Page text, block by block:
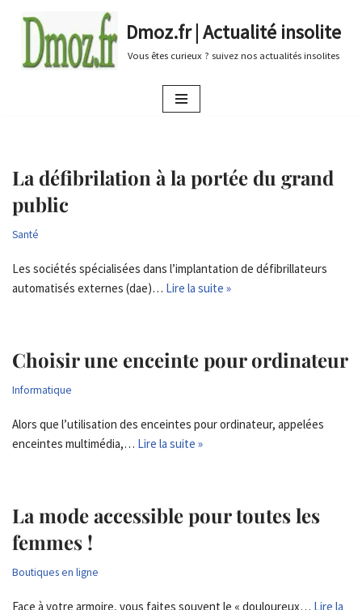
au
Dmoz.fr | Actualité insolite
Vous êtes curieux ? suivez nos actualités insolites
La défibrilation à la portée du grand
public
Santé
Les sociétés spécialisées dans l’implantation de défibrillateurs
automatisés externes (dae)… Lire la suite »
Choisir une enceinte pour ordinateur
Informatique
Alors que l’utilisation des enceintes pour ordinateur, appelées
enceintes multimédia,… Lire la suite »
La mode accessible pour toutes les
femmes !
Boutiques en ligne
Face à votre armoire, vous faites souvent le « douloureux… Lire la